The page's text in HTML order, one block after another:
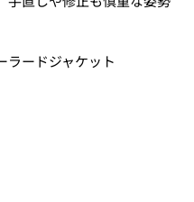
ラードジャケット